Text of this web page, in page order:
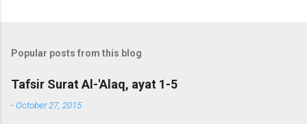
Popular posts from this blog
Tafsir Surat Al-'Alaq, ayat 1-5
-October 27, 2015